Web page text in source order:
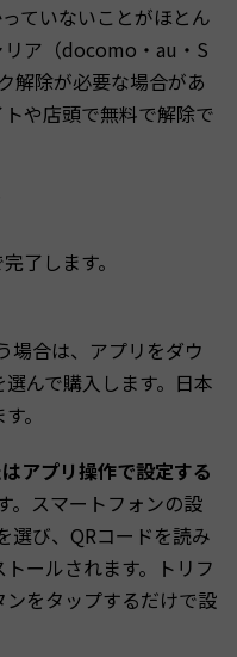
ていないことがほとん
リア（docomo・au・S
解除が必要な場合があ
や店頭で無料で解除で
了します。
場合は、アプリをダウ
んで購入します。日本
。
アプリ操作で設定する
。スマートフォンの設
選び、QRコードを読み
ールされます。トリフ
をタップするだけで設